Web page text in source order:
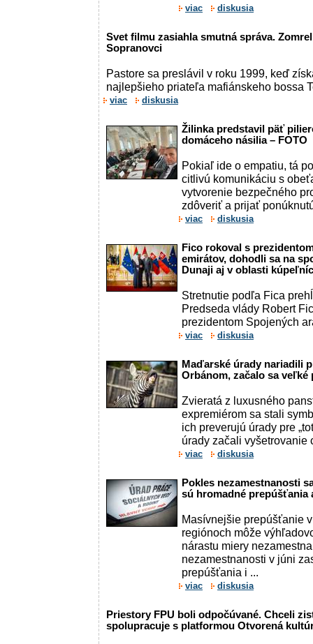
viac diskusia
Svet filmu zasiahla smutná správa.
Sopranovci
Pastore sa preslávil v roku 1999, keď
najlepšieho priateľa mafiánskeho bossa
viac diskusia
Žilinka predstavil päť
domáceho násilia – FOTO
Pokiaľ ide o empatiu, tá
citlivú komunikáciu s
vytvorenie bezpečného
zdôveriť a prijať
viac diskusia
Fico rokoval s
emirátov, dohodli sa na
Dunaji aj v oblasti
Stretnutie podľa Fica
Predseda vlády Robert
prezidentom Spojených
viac diskusia
Maďarské úrady nariadili
Orbánom, začalo sa veľké
Zvieratá z luxusného
expremiérom sa stali
ich preverujú úrady pre
úrady začali vyšetrovanie
viac diskusia
Pokles nezamestnanosti
sú hromadné prepúšťania
Masívnejšie prepúšťanie
regiónoch môže
nárastu miery
nezamestnanosti v júni
prepúšťania i ...
viac diskusia
Priestory FPU boli odpočúvané. Chceli
spolupracuje s platformou Otvorená